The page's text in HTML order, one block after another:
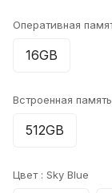
Оперативная
16GB
Встроенная
512GB
Цвет : Sky Blue